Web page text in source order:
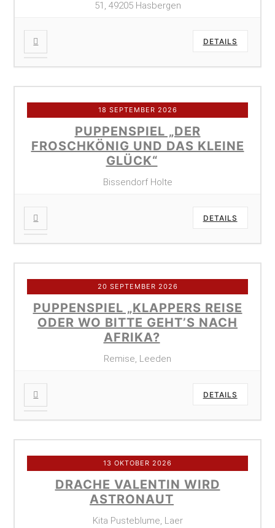
51, 49205 Hasbergen
DETAILS
18 SEPTEMBER 2026
PUPPENSPIEL „DER
FROSCHKÖNIG UND DAS KLEINE
GLÜCK“
Bissendorf Holte
DETAILS
20 SEPTEMBER 2026
PUPPENSPIEL „KLAPPERS REISE
ODER WO BITTE GEHT’S NACH
AFRIKA?
Remise, Leeden
DETAILS
13 OKTOBER 2026
DRACHE VALENTIN WIRD
ASTRONAUT
Kita Pusteblume, Laer